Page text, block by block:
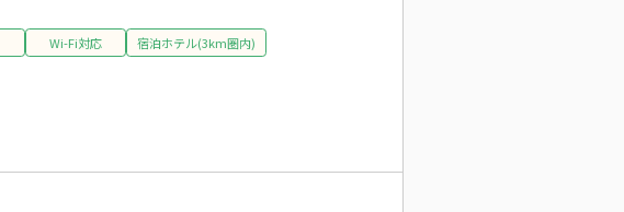
Wi-Fi対応 宿泊ホテル(3km圏内)